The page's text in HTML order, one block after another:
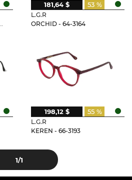
L.G.R
ORCHID - 64-3164
53 %
181,64 $
L.G.R
KEREN - 66-3193
55 %
198,12 $
1/1